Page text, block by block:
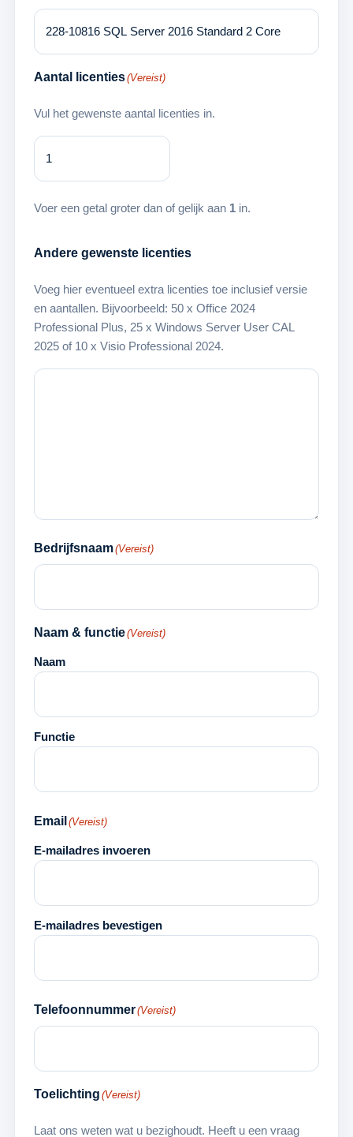
Aantal licenties(Vereist)
Vul het gewenste aantal licenties in.
Voer een getal groter dan of gelijk aan 1 in.
Andere gewenste licenties
Voeg hier eventueel extra licenties toe inclusief versie
en aantallen. Bijvoorbeeld: 50 x Office 2024
Professional Plus, 25 x Windows Server User CAL
2025 of 10 x Visio Professional 2024.
Bedrijfsnaam(Vereist)
Naam & functie(Vereist)
Naam
Functie
Email (Vereist)
E-mailadres invoeren
E-mailadres bevestigen
Telefoonnummer(Vereist)
Toelichting (Vereist)
Laat ons weten wat u bezighoudt. Heeft u een vraag